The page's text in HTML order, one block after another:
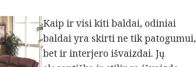
Kaip ir visi kiti baldai, odiniai
baldai yra skirti ne tik patogumui,
bet ir interjero išvaizdai. Jų